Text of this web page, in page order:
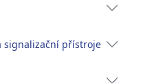
signalizační přístroje